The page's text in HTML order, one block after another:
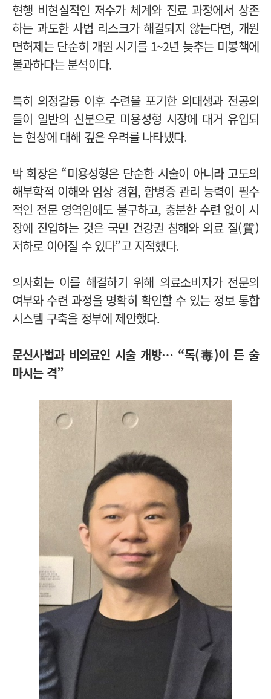
현행 비현실적인 저수가 체계와 진료 과정에서 상존
하는 과도한 사법 리스크가 해결되지 않는다면, 개원
면허제는 단순히 개원 시기를 1~2년 늦추는 미봉책에
불과하다는 분석이다.
특히 의정갈등 이후 수련을 포기한 의대생과 전공의
들이 일반의 신분으로 미용성형 시장에 대거 유입되
는 현상에 대해 깊은 우려를 나타냈다.
박 회장은 “미용성형은 단순한 시술이 아니라 고도의
해부학적 이해와 임상 경험, 합병증 관리 능력이 필수
적인 전문 영역임에도 불구하고, 충분한 수련 없이 시
장에 진입하는 것은 국민 건강권 침해와 의료 질(質)
저하로 이어질 수 있다”고 지적했다.
의사회는 이를 해결하기 위해 의료소비자가 전문의
여부와 수련 과정을 명확히 확인할 수 있는 정보 통합
시스템 구축을 정부에 제안했다.
문신사법과 비의료인 시술 개방… “독(毒)이 든 술
마시는 격”